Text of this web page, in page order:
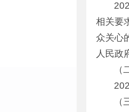
相关要
众关心
人民政